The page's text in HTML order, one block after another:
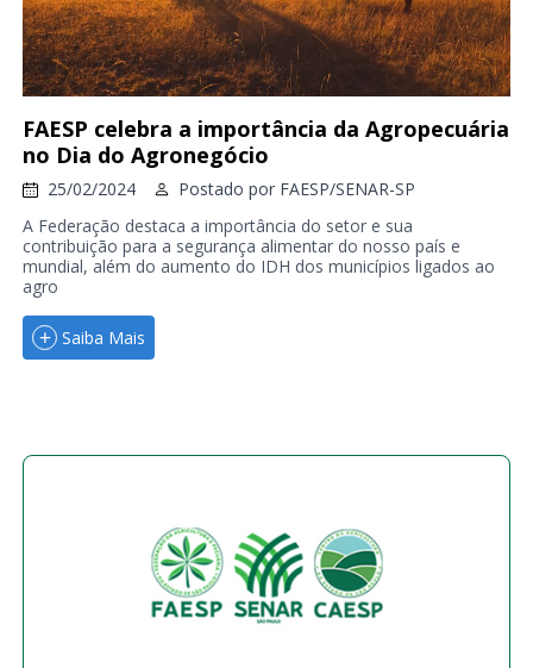
FAESP celebra a importância da Agropecuária
no Dia do Agronegócio
25/02/2024 Postado por FAESP/SENAR-SP
A Federação destaca a importância do setor e sua
contribuição para a segurança alimentar do nosso país e
mundial, além do aumento do IDH dos municípios ligados ao
agro
Saiba Mais